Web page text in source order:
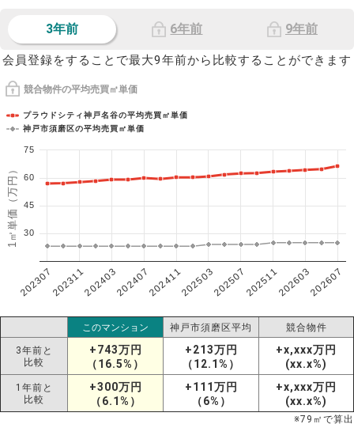
3年前 6年前 9年前
会員登録をすることで最大9年前から比較することができます
競合物件の平均売買㎡単価
1㎡単価（万円）
プラウドシティ神戸名谷の平均売買㎡単価
神戸市須磨区の平均売買㎡単価
202307202311202403202407202411202503202507202511202603202607
30
45
60
75
このマンション 神戸市須磨区平均 競合物件
3年前と
比較
+743万円
（16.5%）
+213万円
（12.1%）
+x,xxx万円
(xx.x%)
1年前と
比較
+300万円
（6.1%）
+111万円
（6%）
+x,xxx万円
(xx.x%)
※79 ㎡で算出